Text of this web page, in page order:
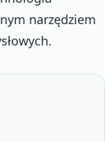
narzędziem